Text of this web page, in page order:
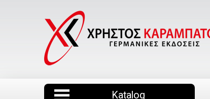
Katalog